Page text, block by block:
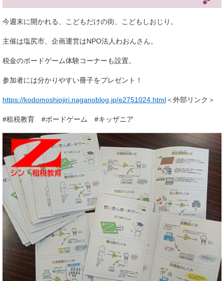
今週末に開かれる、こどもだけの街、こどもしおじり。
主催は塩尻市、企画運営はNPO法人わおんさん。
税金のボードゲーム体験コーナーも設置。
参加者には分かりやすい冊子をプレゼント！
https://kodomoshiojiri.naganoblog.jp/e2751024.html＜外部リンク＞
#租税教育 #ボードゲーム #キッザニア